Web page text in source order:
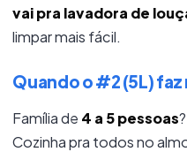
vai pra lavadora de
limpar mais fácil.
Quando o #2 (5L)
Família de 4 a 5 pessoas
Cozinha pra todos no